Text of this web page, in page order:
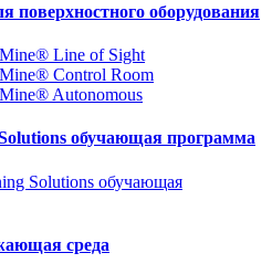
поверхностного оборудования
Line of Sight
Control Room
Autonomous
обучающая программа
Solutions обучающая
среда